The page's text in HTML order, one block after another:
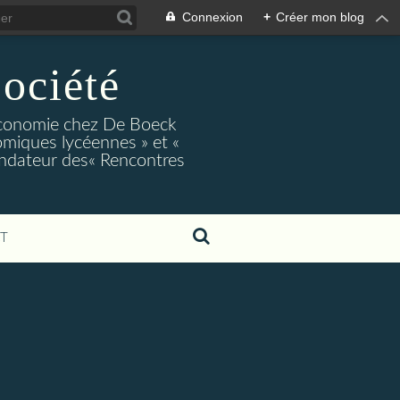
Connexion + Créer mon blog
chez De Boeck
lycéennes » et «
des« Rencontres